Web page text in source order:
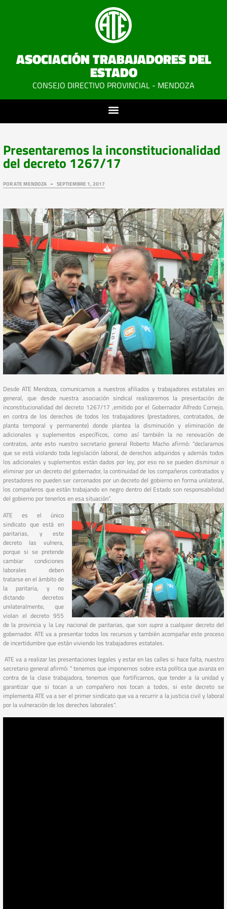
ASOCIACIÓN TRABAJADORES DEL
ESTADO
CONSEJO DIRECTIVO PROVINCIAL - MENDOZA
Presentaremos la inconstitucionalidad
del decreto 1267/17
PORATE MENDOZA SEPTIEMBRE 1, 2017
Desde ATE Mendoza, comunicamos a nuestros afiliados y trabajadores estatales en
general, que desde nuestra asociación sindical realizaremos la presentación de
inconstitucionalidad del decreto 1267/17 ,emitido por el Gobernador Alfredo Cornejo,
en contra de los derechos de todos los trabajadores (prestadores, contratados, de
planta temporal y permanente) donde plantea la disminución y eliminación de
adicionales y suplementos específicos, como así también la no renovación de
contratos, ante esto nuestro secretario general Roberto Macho afirmó: “declaramos
que se está violando toda legislación laboral, de derechos adquiridos y además todos
los adicionales y suplementos están dados por ley, por eso no se pueden disminuir o
eliminar por un decreto del gobernador, la continuidad de los compañeros contratados y
prestadores no pueden ser cercenados por un decreto del gobierno en forma unilateral,
los compañeros que están trabajando en negro dentro del Estado son responsabilidad
del gobierno por tenerlos en esa situación”.
ATE es el único
sindicato que está en
paritarias, y este
decreto las vulnera,
porque si se pretende
cambiar condiciones
laborales deben
tratarse en el ámbito de
la paritaria, y no
dictando decretos
unilateralmente, que
violan el decreto 955
de la provincia y la Ley nacional de paritarias, que sonsupraa cualquier decreto del
gobernador. ATE va a presentar todos los recursos y también acompañar este proceso
de incertidumbre que están viviendo los trabajadores estatales.
ATE va a realizar las presentaciones legales y estar en las calles si hace falta, nuestro
secretario general afirmó: “ tenemos que imponernos sobre esta política que avanza en
contra de la clase trabajadora, tenemos que fortificarnos, que tender a la unidad y
garantizar que si tocan a un compañero nos tocan a todos, si este decreto se
implementa ATE va a ser el primer sindicato que va a recurrir a la justicia civil y laboral
por la vulneración de los derechos laborales”.